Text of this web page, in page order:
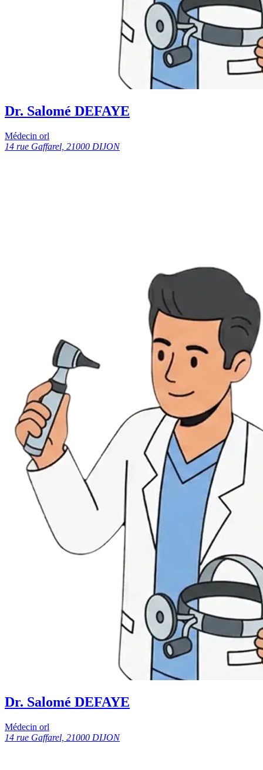
Dr. Salomé DEFAYE
Médecin orl
14 rue Gaffarel, 21000 DIJON
Dr. Salomé DEFAYE
Médecin orl
14 rue Gaffarel, 21000 DIJON